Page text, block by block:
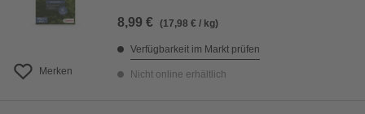
Merken
8,99 € (17,98 € / kg)
Verfügbarkeit im Markt prüfen
Nicht online erhältlich